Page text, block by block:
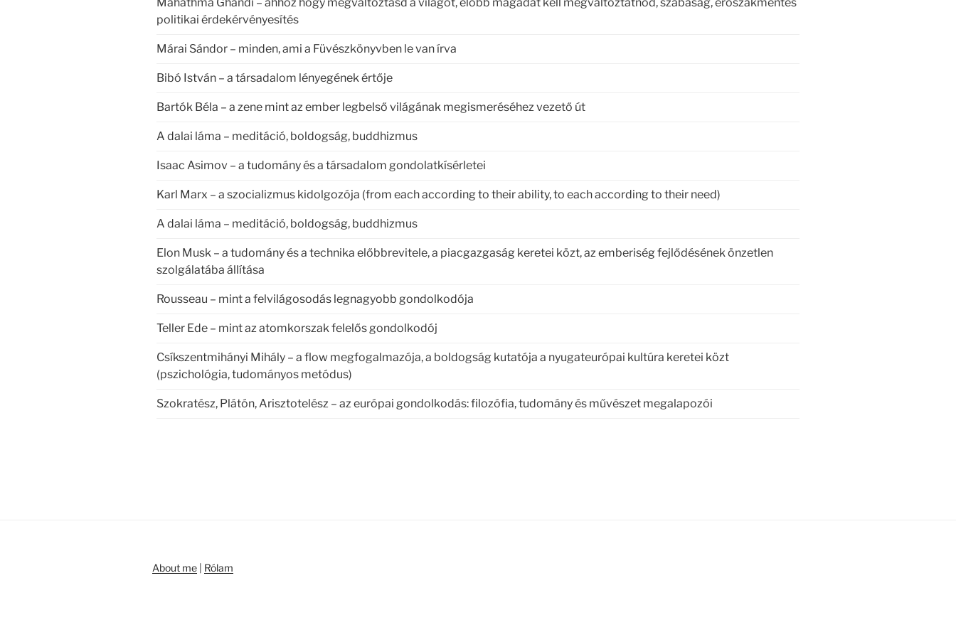
politikai érdekérvényesítés
Márai Sándor – minden, ami a Füvészkönyvben le van írva
Bibó István – a társadalom lényegének értője
Bartók Béla – a zene mint az ember legbelső világának megismeréséhez vezető út
A dalai láma – meditáció, boldogság, buddhizmus
Isaac Asimov – a tudomány és a társadalom gondolatkísérletei
Karl Marx – a szocializmus kidolgozója (from each according to their ability, to each according to their need)
A dalai láma – meditáció, boldogság, buddhizmus
Elon Musk – a tudomány és a technika előbbrevitele, a piacgazgaság keretei közt, az emberiség fejlődésének önzetlen
szolgálatába állítása
Rousseau – mint a felvilágosodás legnagyobb gondolkodója
Teller Ede – mint az atomkorszak felelős gondolkodój
Csíkszentmihányi Mihály – a flow megfogalmazója, a boldogság kutatója a nyugateurópai kultúra keretei közt
(pszichológia, tudományos metódus)
Szokratész, Plátón, Arisztotelész – az európai gondolkodás: filozófia, tudomány és művészet megalapozói
About me Rólam